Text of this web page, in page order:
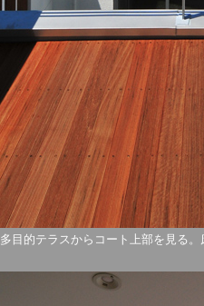
多目的テラスからコート上部を見る